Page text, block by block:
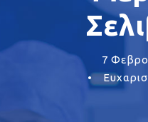
7
•